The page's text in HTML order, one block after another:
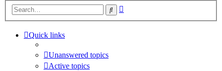
Search
Quick links
Unanswered topics
Active topics